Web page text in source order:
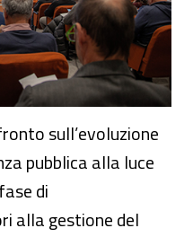
sull’evoluzione
pubblica alla luce
di
alla gestione del